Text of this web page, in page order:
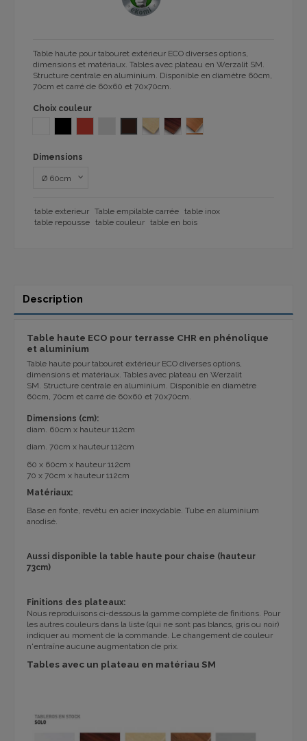
Table haute pour tabouret extérieur ECO diverses options,
dimensions et matériaux. Tables avec plateau en Werzalit SM.
Structure centrale en aluminium. Disponible en diamètre 60cm,
70cm et carré de 60x60 et 70x70cm.
Choix couleur
Gris mat 1032wengué 1092SM TRAVERTINO
SM NOYERSM TENNESSE
Dimensions
table exterieur Table empilable carrée table inox
table repousse table couleur table en bois
Description
Table haute ECO pour terrasse CHR en phénolique
et aluminium
Table haute pour tabouret extérieur ECO diverses options,
dimensions et matériaux. Tables avec plateau en Werzalit
SM. Structure centrale en aluminium. Disponible en diamètre
60cm, 70cm et carré de 60x60 et 70x70cm.
Dimensions (cm):
diam. 60cm x hauteur 112cm
diam. 70cm x hauteur 112cm
60 x 60cm x hauteur 112cm
70 x 70cm x hauteur 112cm
Matériaux:
Base en fonte, revêtu en acier inoxydable. Tube en aluminium
anodisé.
Aussi disponible la table haute pour chaise (hauteur
73cm)
Finitions des plateaux:
Nous reproduisons ci-dessous la gamme complète de finitions. Pour
les autres couleurs dans la liste (qui ne sont pas blancs, gris ou noir)
indiquer au moment de la commande. Le changement de couleur
n'entraîne aucune augmentation de prix.
Tables avec un plateau en matériau SM